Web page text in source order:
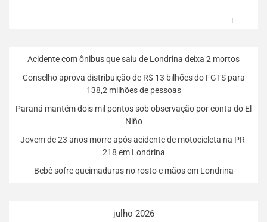
Acidente com ônibus que saiu de Londrina deixa 2 mortos
Conselho aprova distribuição de R$ 13 bilhões do FGTS para
138,2 milhões de pessoas
Paraná mantém dois mil pontos sob observação por conta do El
Niño
Jovem de 23 anos morre após acidente de motocicleta na PR-
218 em Londrina
Bebê sofre queimaduras no rosto e mãos em Londrina
julho 2026